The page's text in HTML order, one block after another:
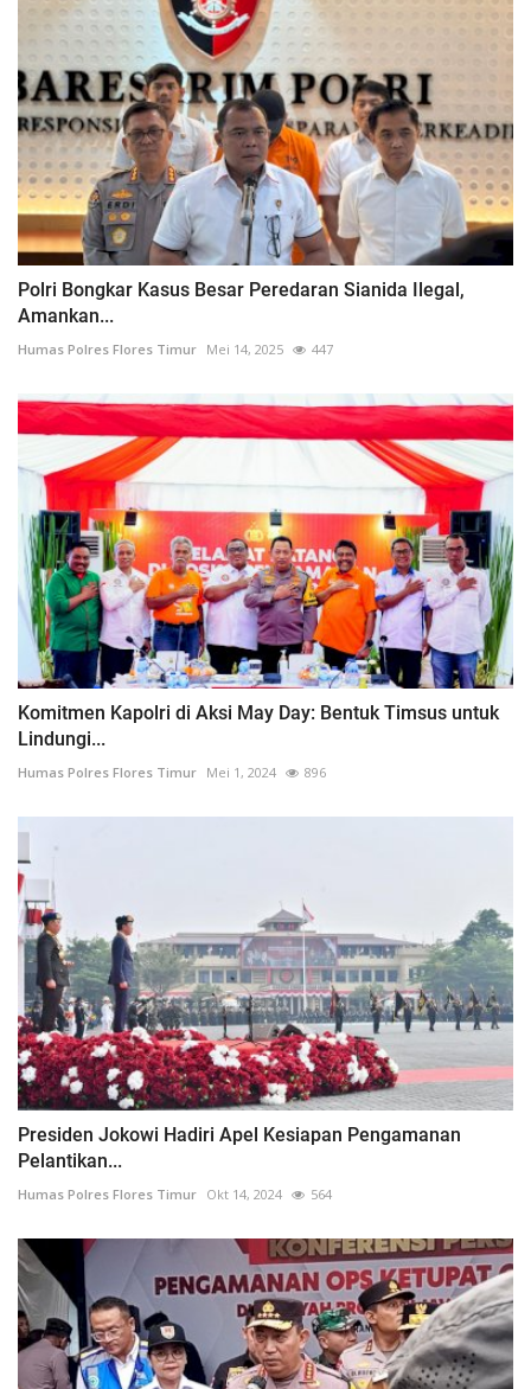
Polri Bongkar Kasus Besar Peredaran Sianida Ilegal,
Amankan...
Humas Polres Flores Timur Mei 14, 2025 447
Komitmen Kapolri di Aksi May Day: Bentuk Timsus untuk
Lindungi...
Humas Polres Flores Timur Mei 1, 2024 896
Presiden Jokowi Hadiri Apel Kesiapan Pengamanan
Pelantikan...
Humas Polres Flores Timur Okt 14, 2024 564